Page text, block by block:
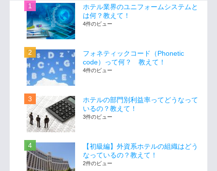
ホテル業界のユニフォームシステムと
は何？教えて！
4件のビュー
フォネティックコード（Phonetic
code）って何？ 教えて！
4件のビュー
ホテルの部門別利益率ってどうなって
いるの？教えて！
3件のビュー
【初級編】外資系ホテルの組織はどう
なっているの？教えて！
2件のビュー